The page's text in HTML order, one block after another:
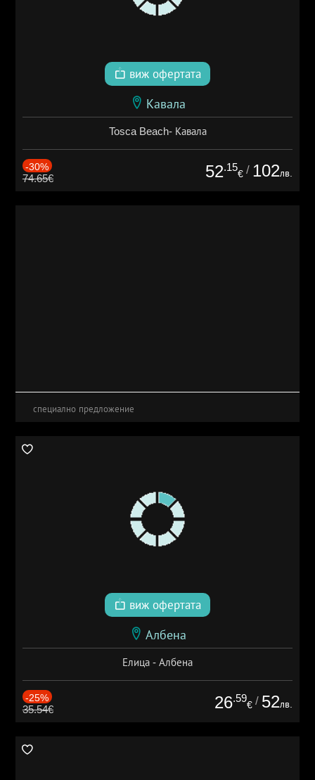
виж офертата
Кавала
Tosca Beach- Кавала
-30%
74.65€ 52.15
€ / 102лв.
специално предложение
виж офертата
Албена
Елица - Албена
-25%
35.54€ 26.59
€ / 52лв.